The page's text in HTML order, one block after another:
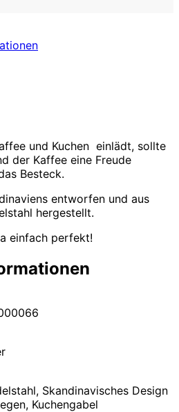
und Kuchen einlädt, sollte
der Kaffee eine Freude
Besteck.
entworfen und aus
hergestellt.
einfach perfekt!
Skandinavisches Design
Kuchengabel